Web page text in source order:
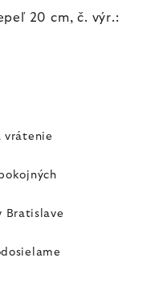
20 cm, č. výr.:
vrátenie
Bratislave